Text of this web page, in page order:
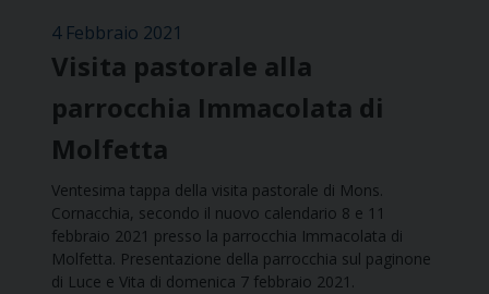
4 Febbraio 2021
Visita pastorale alla
parrocchia Immacolata di
Molfetta
Ventesima tappa della visita pastorale di Mons.
Cornacchia, secondo il nuovo calendario 8 e 11
febbraio 2021 presso la parrocchia Immacolata di
Molfetta. Presentazione della parrocchia sul paginone
di Luce e Vita di domenica 7 febbraio 2021.